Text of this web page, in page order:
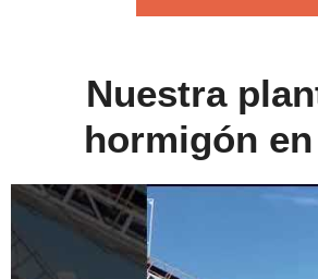
Nuestra
hormigón